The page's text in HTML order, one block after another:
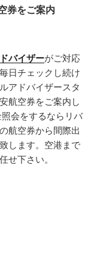
券をご案内
バイザーがご対応
日チェックし続け
アドバイザースタ
航空券をご案内し
会をするならリバ
航空券から間際出
します。空港まで
せ下さい。